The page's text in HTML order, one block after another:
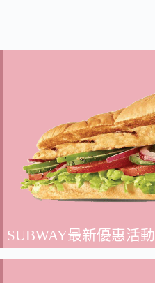
SUBWAY最新優惠活動